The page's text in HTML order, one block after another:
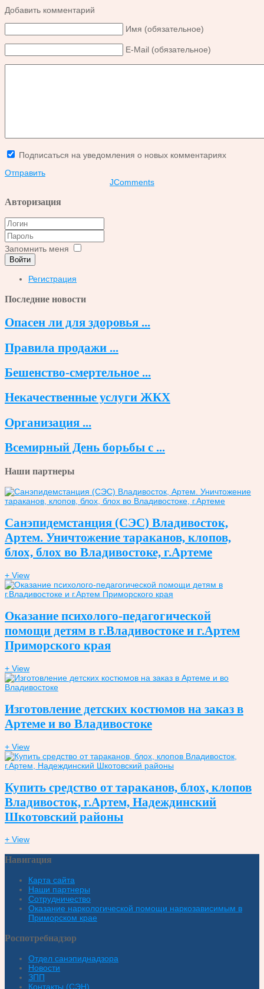
Добавить комментарий
Имя (обязательное)
E-Mail (обязательное)
Подписаться на уведомления о новых комментариях
Отправить
JComments
Авторизация
Запомнить меня
Войти
Регистрация
Последние новости
Опасен ли для здоровья ...
Правила продажи ...
Бешенство-смертельное ...
Некачественные услуги ЖКХ
Организация ...
Всемирный День борьбы с ...
Наши партнеры
Санэпидемстанция (СЭС) Владивосток,
Артем. Уничтожение тараканов, клопов,
блох, блох во Владивостоке, г.Артеме
+ View
Оказание психолого-педагогической
помощи детям в г.Владивостоке и г.Артем
Приморского края
+ View
Изготовление детских костюмов на заказ в
Артеме и во Владивостоке
+ View
Купить средство от тараканов, блох, клопов
Владивосток, г.Артем, Надеждинский
Шкотовский районы
+ View
Навигация
Карта сайта
Наши партнеры
Сотрудничество
Оказание наркологической помощи наркозависимым в
Приморском крае
Роспотребнадзор
Отдел санэпиднадзора
Новости
ЗПП
Контакты (СЭН)